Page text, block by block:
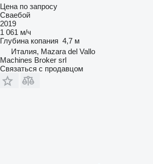
Цена по запросу
Сваебой
2019
1 061 м/ч
Глубина копания 4,7 м
Италия, Mazara del Vallo
Machines Broker srl
Связаться с продавцом